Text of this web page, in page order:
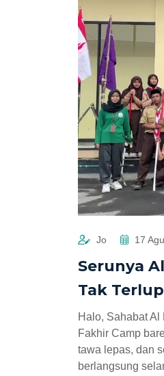
Jo 17
Serunya
Tak
Halo, Sahabat Al
Fakhir Camp
tawa lepas, dan
berlangsung